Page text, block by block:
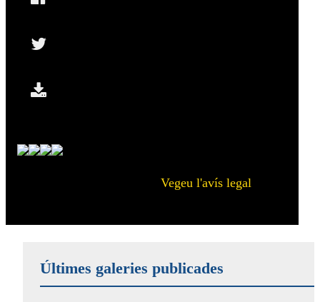
Vegeu l'avís legal
Últimes galeries publicades